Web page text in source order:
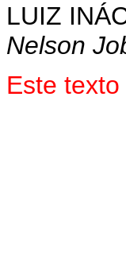
LUIZ
Nelson
Este